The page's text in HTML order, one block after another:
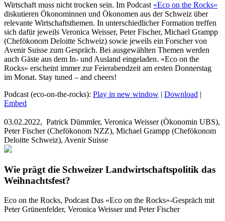
Wirtschaft muss nicht trocken sein. Im Podcast «Eco on the Rocks»
diskutieren Ökonominnen und Ökonomen aus der Schweiz über
relevante Wirtschaftsthemen. In unterschiedlicher Formation treffen
sich dafür jeweils Veronica Weisser, Peter Fischer, Michael Grampp
(Chefökonom Deloitte Schweiz) sowie jeweils ein Forscher von
Avenir Suisse zum Gespräch. Bei ausgewählten Themen werden
auch Gäste aus dem In- und Ausland eingeladen. «Eco on the
Rocks» erscheint immer zur Feierabendzeit am ersten Donnerstag
im Monat. Stay tuned – and cheers!
Podcast (eco-on-the-rocks): Play in new window Download
Embed
03.02.2022, Patrick Dümmler, Veronica Weisser (Ökonomin UBS),
Peter Fischer (Chefökonom NZZ), Michael Grampp (Chefökonom
Deloitte Schweiz), Avenir Suisse
Wie prägt die Schweizer Landwirtschaftspolitik das
Weihnachtsfest?
Eco on the Rocks, Podcast Das «Eco on the Rocks»-Gespräch mit
Peter Grünenfelder, Veronica Weisser und Peter Fischer